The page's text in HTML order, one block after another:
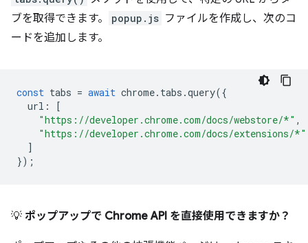
ブを取得できます。
popup.js ファイルを作成し、次のコ
ードを追加します。
const tabs = await chrome. tabs .query({
url :
[
"https://developer.chrome.com/docs/webstore/*" ,
"https://developer.chrome.com/docs/extensions/*"
]
});
💡 ポップアップで Chrome API を直接使用できますか？